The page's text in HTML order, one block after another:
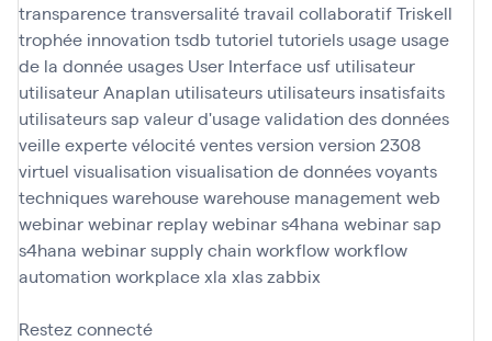
transparencetransversalitétravail collaboratifTriskell
trophée innovation tsdb tutoriel tutoriels usage usage
de la donnée usages User Interface usf utilisateur
utilisateur Anaplan utilisateurs utilisateurs insatisfaits
utilisateurs sap valeur d'usagevalidation des données
veille expertevélocitéventesversion version 2308
virtuel visualisation visualisation de donnéesvoyants
techniqueswarehousewarehouse managementweb
webinarwebinar replaywebinar s4hana webinar sap
s4hana webinar supply chain workflowworkflow
automation workplacexla xlaszabbix
Restez connecté